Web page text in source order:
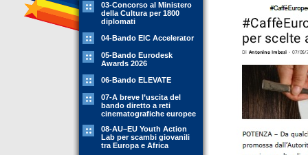
03-Concorso al Ministero
della Cultura per 1800
diplomati
04-Bando EIC Accelerator
05-Bando Eurodesk
Awards 2026
06-Bando ELEVATE
07-A breve l’uscita del
bando diretto a reti
cinematografiche europee
08-AU–EU Youth Action
Lab per scambi giovanili
tra Europa e Africa